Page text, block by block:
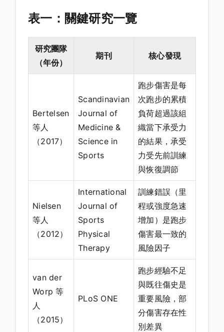
表一：關鍵研究一覽
研究團隊
（年份）
期刊 核心發現
Bertelsen
等人
（2017）
Scandinavian
Journal of
Medicine &
Science in
Sports
跑步傷害是每
次跑步的累積
負荷超過該組
織當下承受力
的結果，承受
力受先前訓練
與恢復調節
Nielsen
等人
（2012）
International
Journal of
Sports
Physical
Therapy
訓練錯誤（里
程或強度急速
增加）是跑步
傷害最一致的
風險因子
van der
Worp 等
人
（2015）
PLoS ONE
跑步經驗不足
與既往傷史是
重要風險，部
分傷害存在性
別差異